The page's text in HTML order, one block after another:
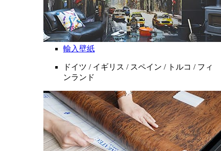
輸入壁紙
ドイツ / イギリス / スペイン / トルコ / フィ
ンランド